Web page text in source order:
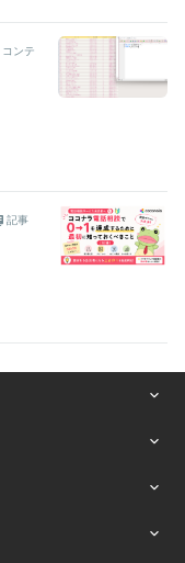
コンテ
記事